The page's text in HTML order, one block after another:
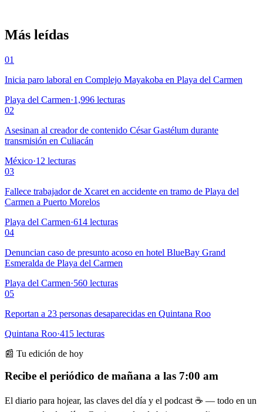
Más leídas
01
Inicia paro laboral en Complejo Mayakoba en Playa del Carmen
Playa del Carmen·1,996 lecturas
02
Asesinan al creador de contenido César Gastélum durante
transmisión en Culiacán
México·12 lecturas
03
Fallece trabajador de Xcaret en accidente en tramo de Playa del
Carmen a Puerto Morelos
Playa del Carmen·614 lecturas
04
Denuncian caso de presunto acoso en hotel BlueBay Grand
Esmeralda de Playa del Carmen
Playa del Carmen·560 lecturas
05
Reportan a 23 personas desaparecidas en Quintana Roo
Quintana Roo·415 lecturas
📰 Tu edición de hoy
Recibe el periódico de mañana a las 7:00 am
El diario para hojear, las claves del día y el podcast ☕ — todo en un